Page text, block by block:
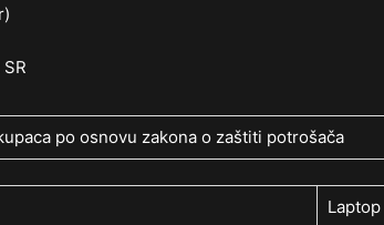
po osnovu zakona o zaštiti potrošača